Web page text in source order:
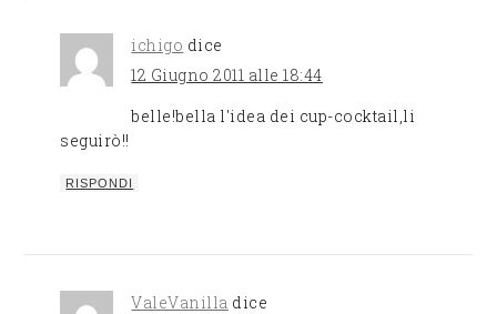
ichigo dice
12 Giugno 2011 alle 18:44
belle!bella l'idea dei cup-cocktail,li
seguirò!!
RISPONDI
ValeVanilla dice